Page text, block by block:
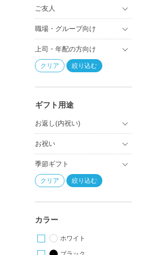
ご友人
職場・グループ向け
上司・年配の方向け
ギフト用途
お返し(内祝い)
お祝い
季節ギフト
カラー
ホワイト